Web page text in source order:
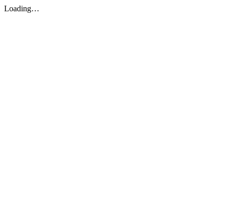
Loading…